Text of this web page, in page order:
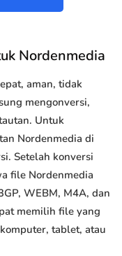
Nordenmedia
aman, tidak
mengonversi,
Untuk
Nordenmedia di
Setelah konversi
file Nordenmedia
WEBM, M4A, dan
memilih file yang
tablet, atau